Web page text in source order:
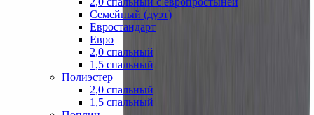
Семейный (дуэт)
Евростандарт
Евро
2,0 спальный
1,5 спальный
Полиэстер
2,0 спальный
1,5 спальный